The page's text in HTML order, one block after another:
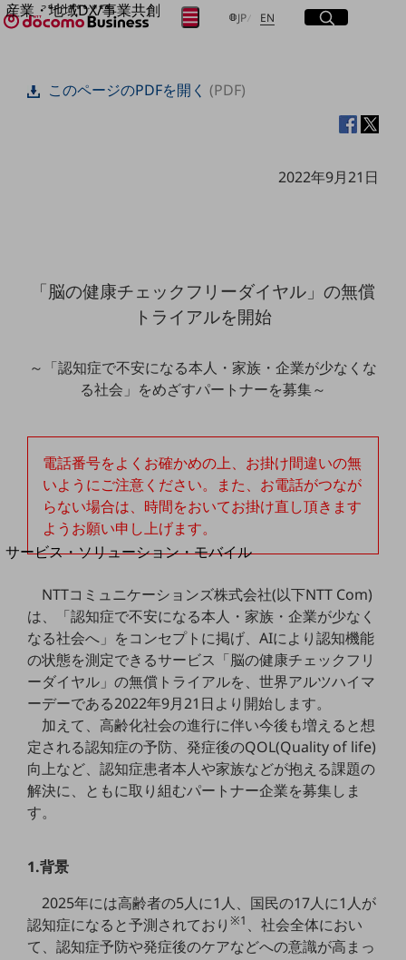
産業・地域DX/事業共創
OPEN HUB for Plural Futures
OPEN HUB for Plural Futuresとは
Smart Healthcare
Smart Industry
地域の取り組み
地域社会を支える皆さまと地域課題の解決や
別ウィンドウで開きます
サービス・ソリューション・モバイル
DXに関する課題を解決する
サービス・ソリューションをご紹介
カテゴリーで探す
カテゴリーで探すTOP
ネットワーク・モバイル
クラウド・データセンター
電話・映像コミュニケーション
セキュリティ
データ利活用
JP日本語
EN Englishサイト内検索
開く
メニュー
開く
フリーワードを入力して探す
検索する
このページのPDFを開く(PDF)
2022年9月21日
「脳の健康チェックフリーダイヤル」の無償
トライアルを開始
～「認知症で不安になる本人・家族・企業が少なくな
る社会」をめざすパートナーを募集～
電話番号をよくお確かめの上、お掛け間違いの無
いようにご注意ください。また、お電話がつなが
らない場合は、時間をおいてお掛け直し頂きます
ようお願い申し上げます。
NTTコミュニケーションズ株式会社(以下NTT Com)
は、「認知症で不安になる本人・家族・企業が少なく
なる社会へ」をコンセプトに掲げ、AIにより認知機能
の状態を測定できるサービス「脳の健康チェックフリ
ーダイヤル」の無償トライアルを、世界アルツハイマ
ーデーである2022年9月21日より開始します。
加えて、高齢化社会の進行に伴い今後も増えると想
定される認知症の予防、発症後のQOL(Quality of life)
向上など、認知症患者本人や家族などが抱える課題の
解決に、ともに取り組むパートナー企業を募集しま
す。
1.背景
2025年には高齢者の5人に1人、国民の17人に1人が
認知症になると予測されており※1 、社会全体におい
て、認知症予防や発症後のケアなどへの意識が高まっ